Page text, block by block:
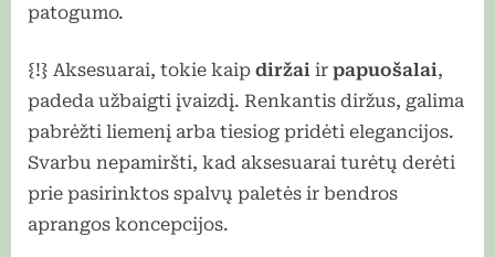
patogumo.
{!} Aksesuarai, tokie kaip diržai ir papuošalai,
padeda užbaigti įvaizdį. Renkantis diržus, galima
pabrėžti liemenį arba tiesiog pridėti elegancijos.
Svarbu nepamiršti, kad aksesuarai turėtų derėti
prie pasirinktos spalvų paletės ir bendros
aprangos koncepcijos.